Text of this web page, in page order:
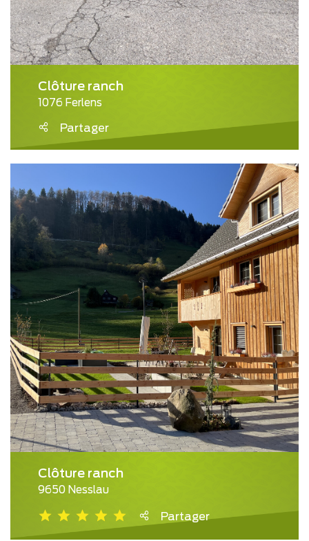
Clôture ranch
1076 Ferlens
Partager
Clôture ranch
9650 Nesslau
Partager